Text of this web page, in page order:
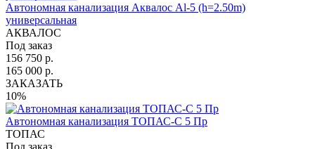
Автономная канализация Аквалос Al-5 (h=2.50m)
универсальная
АКВАЛОС
Под заказ
156 750 р.
165 000 р.
ЗАКАЗАТЬ
10%
Автономная канализация ТОПАС-С 5 Пр
ТОПАС
Под заказ